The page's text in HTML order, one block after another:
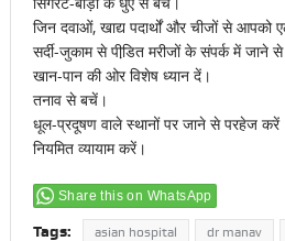
जिन दवाओं, खाद्य पदार्थों और चीजों से आपको
सर्दी-जुकाम से पीडि़त मरीजों के संपर्क में जाने
खान-पान की ओर विशेष ध्यान दें।
तनाव से बचें।
धूल-प्रदूषण वाले स्थानों पर जाने से परहेज
नियमित व्यायाम करें।
Share this on WhatsApp
Tags: asian hospital dr manav